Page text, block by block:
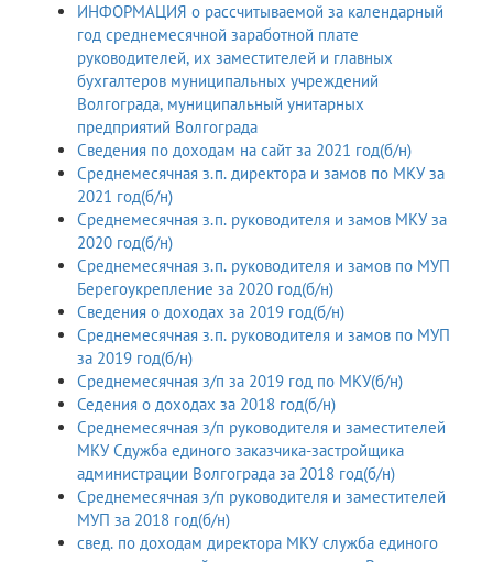
ИНФОРМАЦИЯ о рассчитываемой за календарный
год среднемесячной заработной плате
руководителей, их заместителей и главных
бухгалтеров муниципальных учреждений
Волгограда, муниципальный унитарных
предприятий Волгограда
Сведения по доходам на сайт за 2021 год(б/н)
Среднемесячная з.п. директора и замов по МКУ за
2021 год(б/н)
Среднемесячная з.п. руководителя и замов МКУ за
2020 год(б/н)
Среднемесячная з.п. руководителя и замов по МУП
Берегоукрепление за 2020 год(б/н)
Сведения о доходах за 2019 год(б/н)
Среднемесячная з.п. руководителя и замов по МУП
за 2019 год(б/н)
Среднемесячная з/п за 2019 год по МКУ(б/н)
Седения о доходах за 2018 год(б/н)
Среднемесячная з/п руководителя и заместителей
МКУ Сдужба единого заказчика-застройщика
администрации Волгограда за 2018 год(б/н)
Среднемесячная з/п руководителя и заместителей
МУП за 2018 год(б/н)
свед. по доходам директора МКУ служба единого